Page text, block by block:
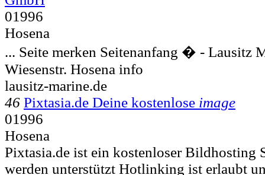
01996
Hosena
... Seite merken Seitenanfang � - Lausitz
Wiesenstr. Hosena info
lausitz-marine.de
46 Pixtasia.de Deine kostenlose image
01996
Hosena
Pixtasia.de ist ein kostenloser Bildhosting
werden unterstützt Hotlinking ist erlaubt